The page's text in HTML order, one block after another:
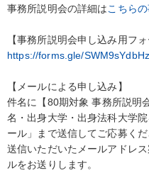
事務所説明会の詳細はこちら
【事務所説明会申し込み用フォ
https://forms.gle/
【メールによる申し込み】
件名に【80期対象 事務所説明
名・出身大学・出身法科大学
ール」まで送信してご応募くだ
送信いただいたメールアドレ
ルをお送りします。